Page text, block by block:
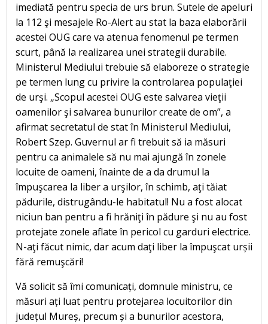
imediată pentru specia de urs brun. Sutele de apeluri
la 112 şi mesajele Ro-Alert au stat la baza elaborării
acestei OUG care va atenua fenomenul pe termen
scurt, până la realizarea unei strategii durabile.
Ministerul Mediului trebuie să elaboreze o strategie
pe termen lung cu privire la controlarea populaţiei
de urşi. „Scopul acestei OUG este salvarea vieţii
oamenilor şi salvarea bunurilor create de om”, a
afirmat secretatul de stat în Ministerul Mediului,
Robert Szep. Guvernul ar fi trebuit să ia măsuri
pentru ca animalele să nu mai ajungă în zonele
locuite de oameni, înainte de a da drumul la
împuşcarea la liber a urşilor, în schimb, aţi tăiat
pădurile, distrugându-le habitatul! Nu a fost alocat
niciun ban pentru a fi hrăniţi în pădure şi nu au fost
protejate zonele aflate în pericol cu garduri electrice.
N-aţi făcut nimic, dar acum daţi liber la împuşcat urșii
fără remuşcări!
Vă solicit să îmi comunicați, domnule ministru, ce
măsuri ați luat pentru protejarea locuitorilor din
județul Mureș, precum și a bunurilor acestora,